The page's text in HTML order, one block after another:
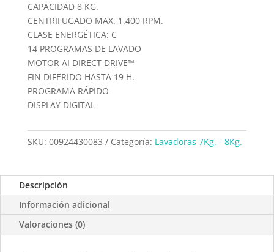
CAPACIDAD 8 KG.
CENTRIFUGADO MAX. 1.400 RPM.
CLASE ENERGÉTICA: C
14 PROGRAMAS DE LAVADO
MOTOR AI DIRECT DRIVE™
FIN DIFERIDO HASTA 19 H.
PROGRAMA RÁPIDO
DISPLAY DIGITAL
SKU: 00924430083 Categoría: Lavadoras 7Kg. - 8Kg.
Descripción
Información adicional
Valoraciones (0)